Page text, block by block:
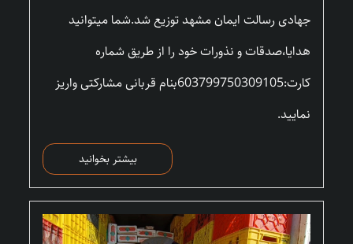
جهادی رسالت ایمان مشهد توزیع شد.شما میتوانید
هدایا،صدقات و نذورات خود را از طریق شماره
کارت:603799750309105بنام قربانی مشارکتی واریز
نمایید.
بیشتر بخوانید